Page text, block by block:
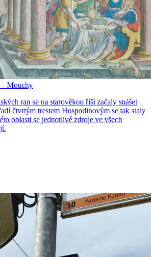
– Mouchy
ran se na starověkou říši začaly snášet
čtvrtým trestem Hospodinovým se tak staly
oblasti se jednotlivé zdroje ve všech